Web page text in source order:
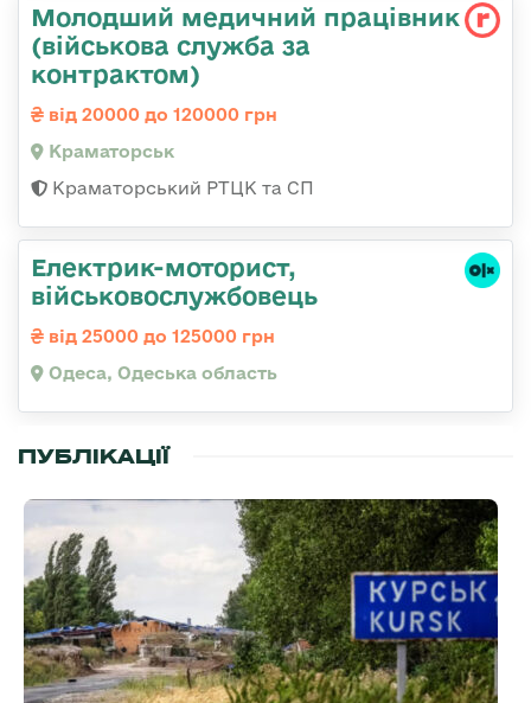
Молодший медичний працівник
(військова служба за
контрактом)
від 20000 до 120000 грн
Краматорськ
Краматорський РТЦК та СП
Електрик-моторист,
військовослужбовець
від 25000 до 125000 грн
Одеса, Одеська область
ПУБЛІКАЦІЇ